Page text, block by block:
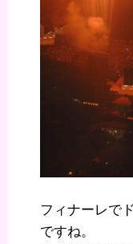
フィナーレで
ですね。